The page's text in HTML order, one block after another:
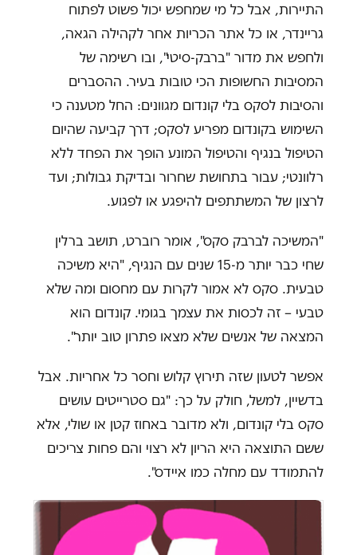
התיירות, אבל כל מי שמחפש יכול פשוט לפתוח
גריינדר, או כל אתר הכריות אחר לקהילה הגאה,
ולחפש את מדור "ברבק-סיטי", ובו רשימה של
המסיבות החשופות הכי טובות בעיר. ההסברים
והסיבות לסקס בלי קונדום מגוונים: החל מטענה כי
השימוש בקונדום מפריע לסקס; דרך קביעה שהיום
הטיפול בנגיף והטיפול המונע הופך את הפחד ללא
רלוונטי; עבור בתחושת שחרור ובדיקת גבולות; ועד
לרצון של המשתתפים להיפגע או לפגוע.
"המשיכה לברבק סקס", אומר רוברט, תושב ברלין
שחי כבר יותר מ-15 שנים עם הנגיף, "היא משיכה
טבעית. סקס לא אמור לקרות עם מחסום ומה שלא
טבעי – זה לכסות את עצמך בגומי. קונדום הוא
המצאה של אנשים שלא מצאו פתרון טוב יותר".
אפשר לטעון שזה תירוץ קלוש וחסר כל אחריות. אבל
בדשיין, למשל, חולק על כך: "גם סטרייטים עושים
סקס בלי קונדום, ולא מדובר באחוז קטן או שולי, אלא
ששם התוצאה היא הריון לא רצוי והם פחות צריכים
להתמודד עם מחלה כמו איידס".